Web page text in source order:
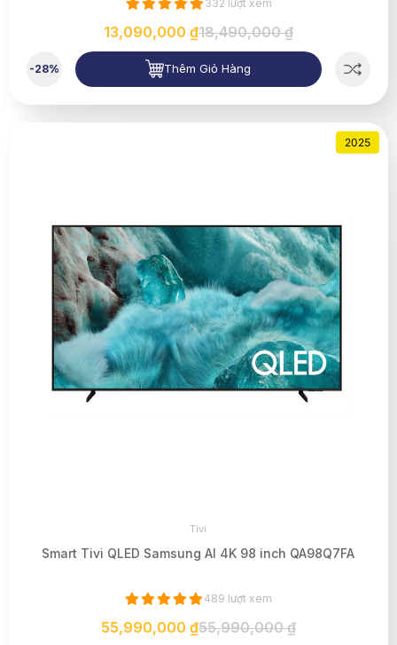
332 lượt xem
13,090,000 ₫18,490,000 ₫
-28% Thêm Giỏ Hàng
2025
Tivi
Smart Tivi QLED Samsung AI 4K 98 inch QA98Q7FA
489 lượt xem
55,990,000 ₫55,990,000 ₫